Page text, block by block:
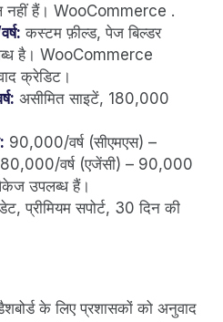
नहीं हैं। WooCommerce .
कस्टम फ़ील्ड, पेज बिल्डर
है। WooCommerce
क्रेडिट।
असीमित साइटें, 180,000
90,000/वर्ष (सीएमएस) –
वर्ष (एजेंसी) – 90,000
उपलब्ध हैं।
प्रीमियम सपोर्ट, 30 दिन की
के लिए प्रशासकों को अनुवाद